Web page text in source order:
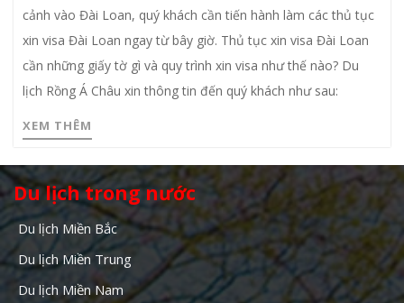
cảnh vào Đài Loan, quý khách cần tiến hành làm các thủ tục
xin visa Đài Loan ngay từ bây giờ. Thủ tục xin visa Đài Loan
cần những giấy tờ gì và quy trình xin visa như thế nào? Du
lịch Rồng Á Châu xin thông tin đến quý khách như sau:
XEM THÊM
Du lịch trong nước
Du lịch Miền Bắc
Du lịch Miền Trung
Du lịch Miền Nam